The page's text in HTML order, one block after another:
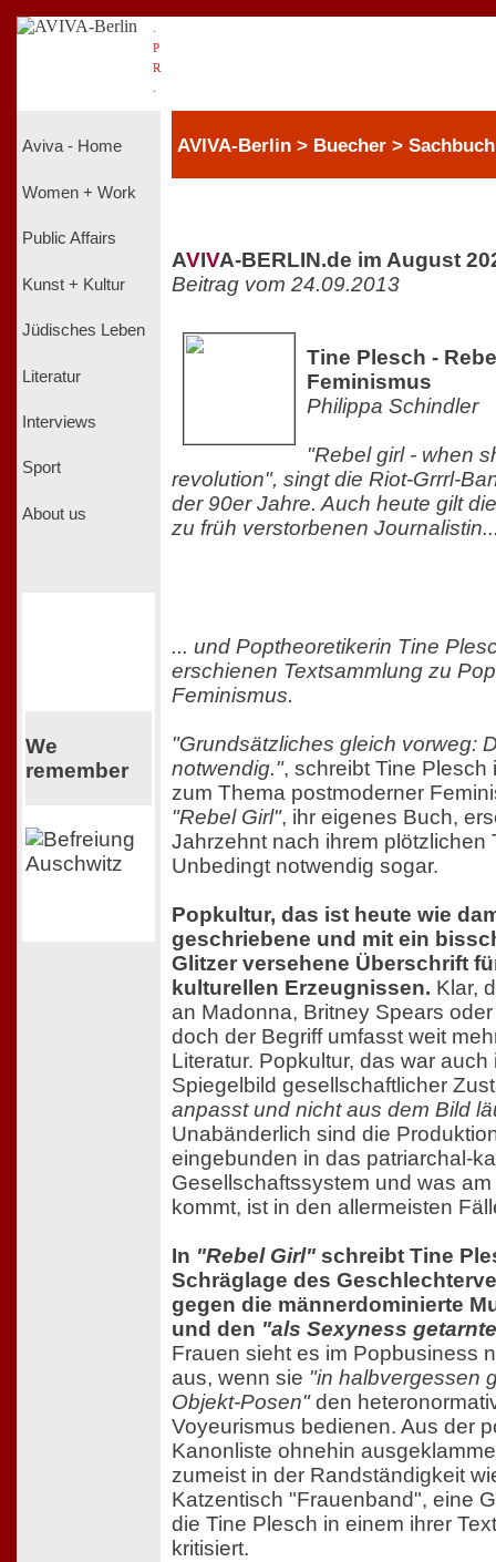
P
R
Aviva - Home
Women + Work
Public Affairs
Kunst + Kultur
Jüdisches Leben
Literatur
Interviews
Sport
About us
We
remember
AVIVA-Berlin > Buecher > Sachbuch
AVIVA-BERLIN.de im August
Beitrag vom 24.09.2013
Tine Plesch -
Feminismus
Philippa Schindler
"Rebel girl - when
revolution", singt die Riot-Grrrl-
der 90er Jahre. Auch heute gilt
zu früh verstorbenen
... und Poptheoretikerin Tine
erschienen Textsammlung zu
Feminismus.
"Grundsätzliches gleich vorweg:
notwendig.", schreibt Tine Plesch
zum Thema postmoderner
"Rebel Girl", ihr eigenes Buch,
Jahrzehnt nach ihrem plötzlichen
Unbedingt notwendig sogar.
Popkultur, das ist heute wie
geschriebene und mit ein
Glitzer versehene Überschrift
kulturellen Erzeugnissen. Klar,
an Madonna, Britney Spears
doch der Begriff umfasst weit
Literatur. Popkultur, das war
Spiegelbild gesellschaftlicher
anpasst und nicht aus dem Bild
Unabänderlich sind die
eingebunden in das patriarchal-
Gesellschaftssystem und was
kommt, ist in den allermeisten
In "Rebel Girl" schreibt Tine
Schräglage des
gegen die männerdominierte
und den "als Sexyness
Frauen sieht es im Popbusiness
aus, wenn sie "in halbvergessen
Objekt-Posen"den
Voyeurismus bedienen. Aus der
Kanonliste ohnehin
zumeist in der Randständigkeit
Katzentisch "Frauenband", eine
die Tine Plesch in einem ihrer
kritisiert.